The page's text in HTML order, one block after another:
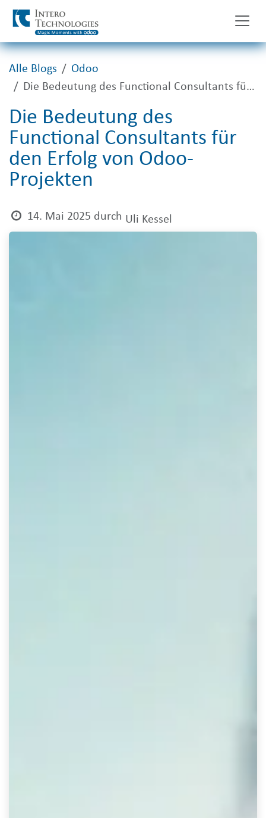
Zum Inhalt springen
Alle Blogs
Odoo
Die Bedeutung des Functional Consultants für den Erfolg von Odoo-Projekten
Die Bedeutung des
Functional Consultants für
den Erfolg von Odoo-
Projekten
14. Mai 2025 durch Uli Kessel